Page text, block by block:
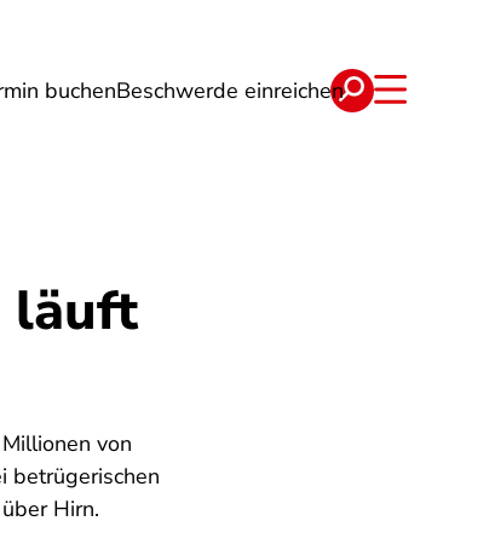
buchenBeschwerde einreichen
Lebensmittel & Ernährung
läuft
von
betrügerischen
Hirn.